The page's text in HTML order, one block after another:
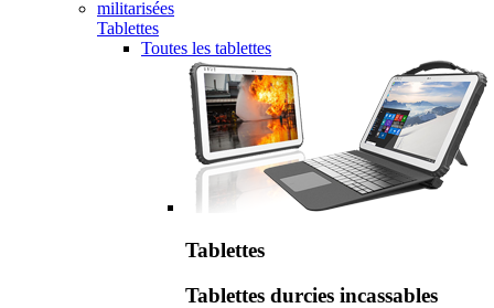
Tablettes
Toutes les tablettes
Tablettes
Tablettes durcies incassables